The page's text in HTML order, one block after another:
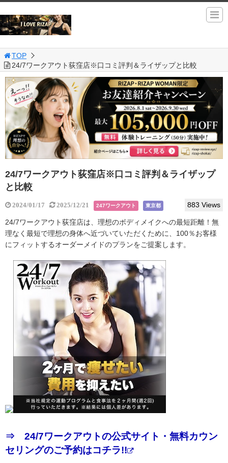
TOP
24/7ワークアウト荻窪店※口コミ評判＆ライザップと比較
24/7ワークアウト荻窪店※口コミ評判＆ライザップ
と比較
2024/01/17 2025/12/21 247ワークアウト 東京都 883 Views
24/7ワークアウト荻窪店は、理想のボディメイクへの最短距離！無
理なく最短で理想の身体へ近づいていただくために、100％お客様
にフィットするオーダーメイドのプランをご提案します。
⇒ 24/7ワークアウトの公式サイト・無料カウン
セリングのご予約はコチラ!!